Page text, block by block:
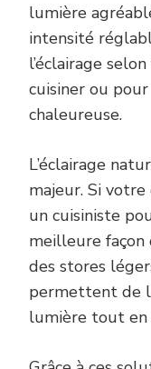
lumière
intensité
l’éclairage
cuisiner ou
chaleureuse.
L’éclairage
majeur. Si votre
un cuisiniste
meilleure façon
des stores
permettent de
lumière tout